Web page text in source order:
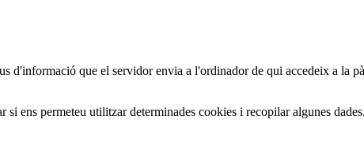
d'informació que el servidor envia a l'ordinador de qui accedeix a la
ens permeteu utilitzar determinades cookies i recopilar algunes dades.